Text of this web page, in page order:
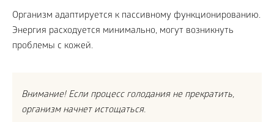
Организм адаптируется к пассивному функционированию.
Энергия расходуется минимально, могут возникнуть
проблемы с кожей.
Внимание! Если процесс голодания не прекратить,
организм начнет истощаться.